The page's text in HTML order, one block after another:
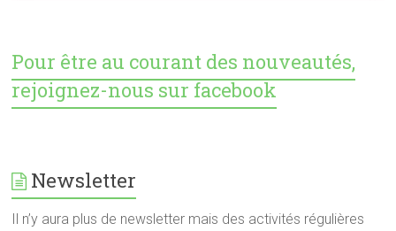
Pour être au courant des nouveautés,
rejoignez-nous sur facebook
Newsletter
Il n’y aura plus de newsletter mais des activités régulières